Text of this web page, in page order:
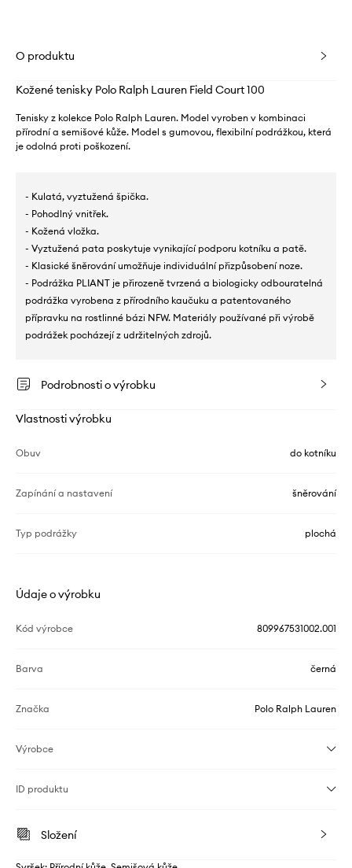
O produktu
Kožené tenisky Polo Ralph Lauren Field Court 100
Tenisky z kolekce Polo Ralph Lauren. Model vyroben v kombinaci
přírodní a semišové kůže. Model s gumovou, flexibilní podrážkou, která
je odolná proti poškození.
- Kulatá, vyztužená špička.
- Pohodlný vnitřek.
- Kožená vložka.
- Vyztužená pata poskytuje vynikající podporu kotníku a patě.
- Klasické šněrování umožňuje individuální přizpůsobení noze.
- Podrážka PLIANT je přirozeně tvrzená a biologicky odbouratelná
podrážka vyrobena z přírodního kaučuku a patentovaného
přípravku na rostlinné bázi NFW. Materiály používané při výrobě
podrážek pocházejí z udržitelných zdrojů.
Podrobnosti o výrobku
Vlastnosti výrobku
Obuv do kotníku
Zapínání a nastavení šněrování
Typ podrážky plochá
Údaje o výrobku
Kód výrobce 809967531002.001
Barva černá
Značka Polo Ralph Lauren
Výrobce
ID produktu
Složení